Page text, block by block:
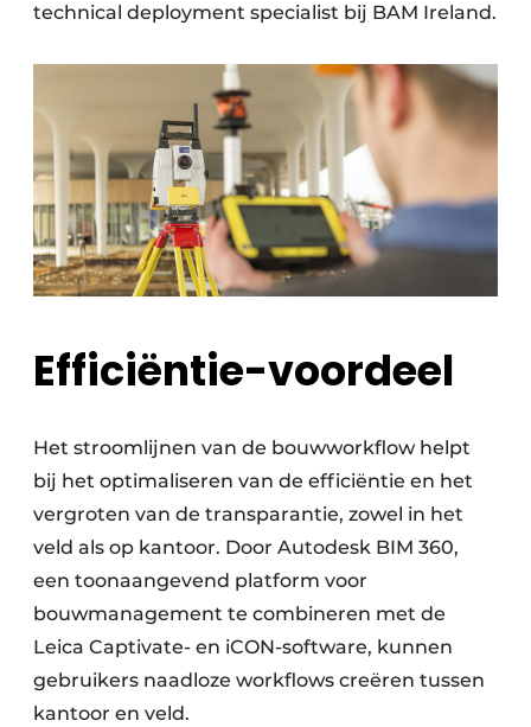
technical deployment specialist bij BAM Ireland.
Efficiëntie-voordeel
Het stroomlijnen van de bouwworkflow helpt
bij het optimaliseren van de efficiëntie en het
vergroten van de transparantie, zowel in het
veld als op kantoor. Door Autodesk BIM 360,
een toonaangevend platform voor
bouwmanagement te combineren met de
Leica Captivate- en iCON-software, kunnen
gebruikers naadloze workflows creëren tussen
kantoor en veld.